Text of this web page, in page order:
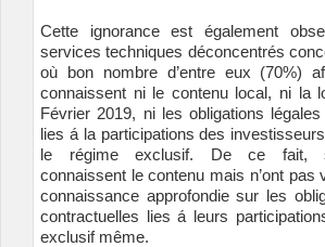
Cette ignorance est également
services techniques déconcentrés
où bon nombre d’entre eux (70%)
connaissent ni le contenu local, ni la
Février 2019, ni les obligations
lies á la participations des
le régime exclusif. De ce fait,
connaissent le contenu mais n’ont pas
connaissance approfondie sur les
contractuelles lies á leurs
exclusif même.